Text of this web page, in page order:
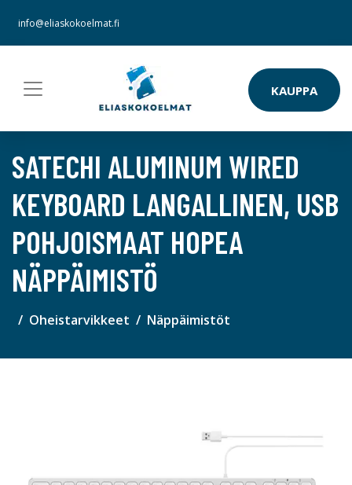
info@eliaskokoelmat.fi
KAUPPA
SATECHI ALUMINUM WIRED
KEYBOARD LANGALLINEN, USB
POHJOISMAAT HOPEA
NÄPPÄIMISTÖ
Oheistarvikkeet Näppäimistöt